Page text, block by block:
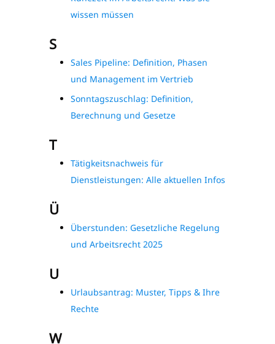
wissen müssen
S
Sales Pipeline: Definition, Phasen
und Management im Vertrieb
Sonntagszuschlag: Definition,
Berechnung und Gesetze
T
Tätigkeitsnachweis für
Dienstleistungen: Alle aktuellen Infos
Ü
Überstunden: Gesetzliche Regelung
und Arbeitsrecht 2025
U
Urlaubsantrag: Muster, Tipps & Ihre
Rechte
W